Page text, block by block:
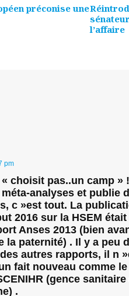
préconise une
l’affaire
pm
« choisit pas..un camp »
analyses et publie
c »est tout. La
2016 sur la HSEM
Anses 2013 (bien
la paternité) . Il y a peu
autres rapports, il n
fait nouveau comme
(gence sanitaire
.